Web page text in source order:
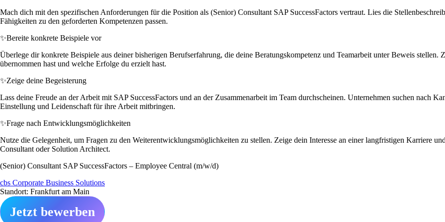
Mach dich mit den spezifischen Anforderungen für die Position als (Senior) Consultant SAP SuccessFactors vertraut. Lies die
Fähigkeiten zu den geforderten Kompetenzen passen.
✨Bereite konkrete Beispiele vor
Überlege dir konkrete Beispiele aus deiner bisherigen Berufserfahrung, die deine Beratungskompetenz und Teamarbeit unter Beweis
übernommen hast und welche Erfolge du erzielt hast.
✨Zeige deine Begeisterung
Lass deine Freude an der Arbeit mit SAP SuccessFactors und an der Zusammenarbeit im Team durchscheinen. Unternehmen suchen nach
Einstellung und Leidenschaft für ihre Arbeit mitbringen.
✨Frage nach Entwicklungsmöglichkeiten
Nutze die Gelegenheit, um Fragen zu den Weiterentwicklungsmöglichkeiten zu stellen. Zeige dein Interesse an einer langfristigen Karriere
Consultant oder Solution Architect.
(Senior) Consultant SAP SuccessFactors – Employee Central (m/w/d)
cbs Corporate Business Solutions
Standort: Frankfurt am Main
Jetzt bewerben